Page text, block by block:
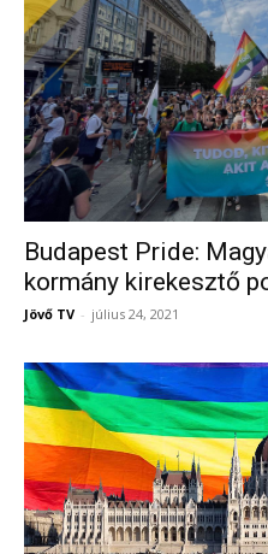
Budapest Pride:
kormány kirekesztő
Jövő TV - július 24, 2021